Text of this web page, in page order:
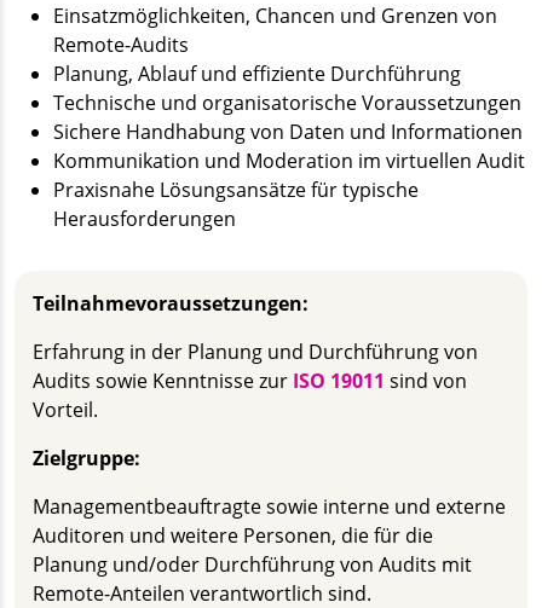
Einsatzmöglichkeiten, Chancen und Grenzen von
Remote-Audits
Planung, Ablauf und effiziente Durchführung
Technische und organisatorische Voraussetzungen
Sichere Handhabung von Daten und Informationen
Kommunikation und Moderation im virtuellen Audit
Praxisnahe Lösungsansätze für typische
Herausforderungen
Teilnahmevoraussetzungen:
Erfahrung in der Planung und Durchführung von
Audits sowie Kenntnisse zur ISO 19011 sind von
Vorteil.
Zielgruppe:
Managementbeauftragte sowie interne und externe
Auditoren und weitere Personen, die für die
Planung und/oder Durchführung von Audits mit
Remote-Anteilen verantwortlich sind.